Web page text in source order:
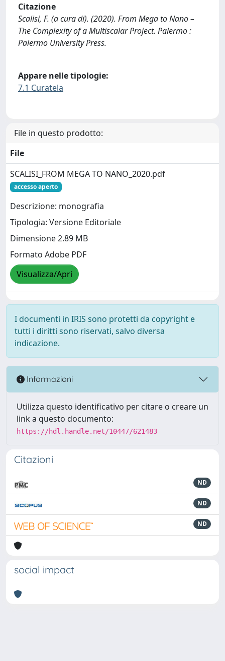
Citazione
Scalisi, F. (a cura di). (2020). From Mega to Nano –
The Complexity of a Multiscalar Project. Palermo :
Palermo University Press.
Appare nelle tipologie:
7.1 Curatela
File in questo prodotto:
File
SCALISI_FROM MEGA TO NANO_2020.pdf
accesso aperto
Descrizione: monografia
Tipologia: Versione Editoriale
Dimensione 2.89 MB
Formato Adobe PDF
Visualizza/Apri
I documenti in IRIS sono protetti da copyright e
tutti i diritti sono riservati, salvo diversa
indicazione.
Informazioni
Utilizza questo identificativo per citare o creare un
link a questo documento:
https://hdl.handle.net/10447/621483
Citazioni
ND
ND
ND
social impact